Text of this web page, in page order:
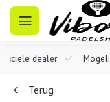
dealer
Terug